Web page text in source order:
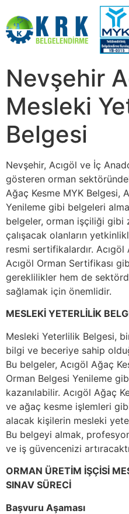
Nevşehir
Mesleki
Belgesi
Nevşehir, Acıgöl ve İç
gösteren orman
Ağaç Kesme MYK Belgesi,
Yenileme gibi belgeleri
belgeler, orman işçiliği gibi
çalışacak olanların
resmi sertifikalardır.
Acıgöl Orman Sertifikası
gereklilikler hem de
sağlamak için önemlidir.
MESLEKİ YETERLİLİK
Mesleki Yeterlilik Belgesi,
bilgi ve beceriye sahip
Bu belgeler, Acıgöl Ağaç
Orman Belgesi Yenileme
kazanılabilir. Acıgöl Ağaç
ve ağaç kesme işlemleri
alacak kişilerin mesleki
Bu belgeyi almak,
ve iş güvencenizi
ORMAN ÜRETİM İŞÇİSİ
SINAV SÜRECİ
Başvuru Aşaması